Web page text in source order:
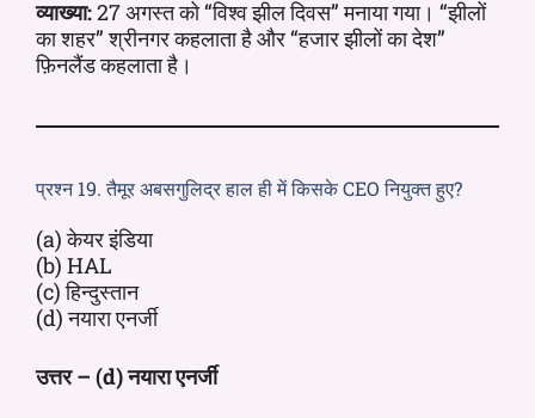
व्याख्या:27 अगस्त को “विश्व झील दिवस” मनाया गया। “झीलों
का शहर” श्रीनगर कहलाता है और “हजार झीलों का देश”
फ़िनलैंड कहलाता है।
प्रश्न 19. तैमूर अबसगुलिद्र हाल ही में किसके CEO नियुक्त हुए?
(a) केयर इंडिया
(b) HAL
(c) हिन्दुस्तान
(d) नयारा एनर्जी
उत्तर – (d) नयारा एनर्जी